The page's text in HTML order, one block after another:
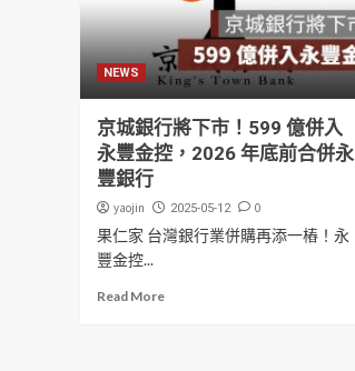
NEWS
京城銀行將下市！599 億併入
永豐金控，2026 年底前合併永
豐銀行
yaojin 2025-05-12 0
果仁家 台灣銀行業併購再添一樁！永
豐金控...
Read More